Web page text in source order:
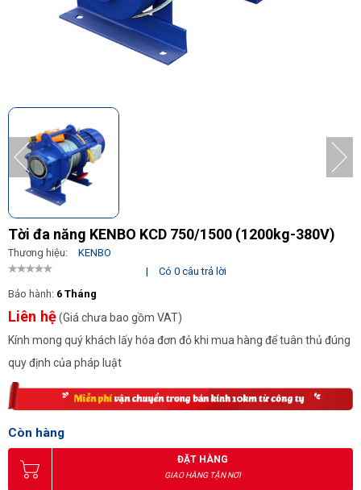
Tời đa năng KENBO KCD 750/1500 (1200kg-380V)
Thương hiệu:
KENBO
|
Có 0 câu trả lời
Bảo hành: 6 Tháng
Liên hệ(Giá chưa bao gồm VAT)
Kính mong quý khách lấy hóa đơn đỏ khi mua hàng để tuân thủ đúng
quy định của pháp luật
Còn hàng
ĐẶT HÀNG
GIAO HÀNG TẬN NƠI